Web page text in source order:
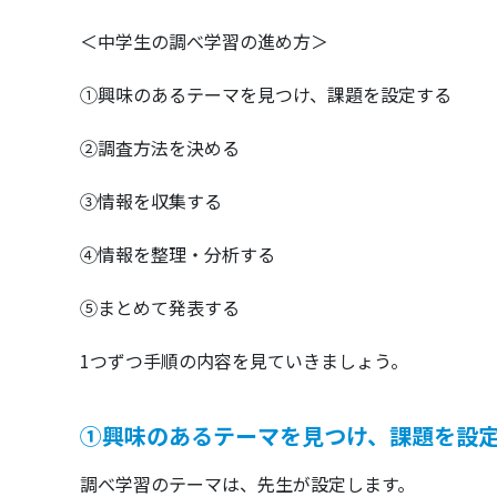
＜中学生の調べ学習の進め方＞
➀興味のあるテーマを見つけ、課題を設定する
➁調査方法を決める
➂情報を収集する
➃情報を整理・分析する
➄まとめて発表する
1つずつ手順の内容を見ていきましょう。
①興味のあるテーマを見つけ、課題を設
調べ学習のテーマは、先生が設定します。